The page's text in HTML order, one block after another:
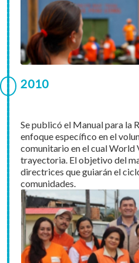
2010
Se publicó el Manual para la
enfoque específico en el
comunitario en el cual World
trayectoria. El objetivo del
directrices que guiarán el
comunidades.